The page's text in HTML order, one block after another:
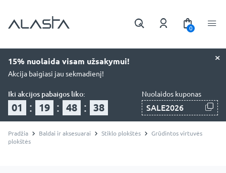
0
×
15% nuolaida visam užsakymui!
Akcija baigiasi jau sekmadienį!
Iki akcijos pabaigos liko:
01 : 19 : 48 : 38
Nuolaidos kuponas
SALE2026
Pradžia Baldai ir aksesuarai Stiklo plokštės
Grūdintos virtuvės
plokštės